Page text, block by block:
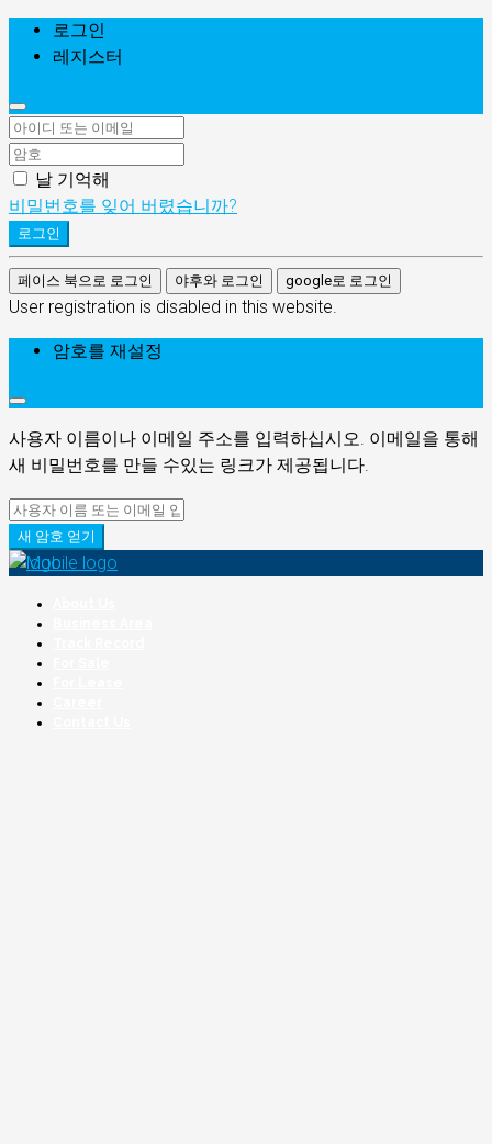
로그인
레지스터
날 기억해
비밀번호를 잊어 버렸습니까?
로그인
페이스 북으로 로그인 야후와 로그인 google로 로그인
User registration is disabled in this website.
암호를 재설정
사용자 이름이나 이메일 주소를 입력하십시오. 이메일을 통해
새 비밀번호를 만들 수있는 링크가 제공됩니다.
새 암호 얻기